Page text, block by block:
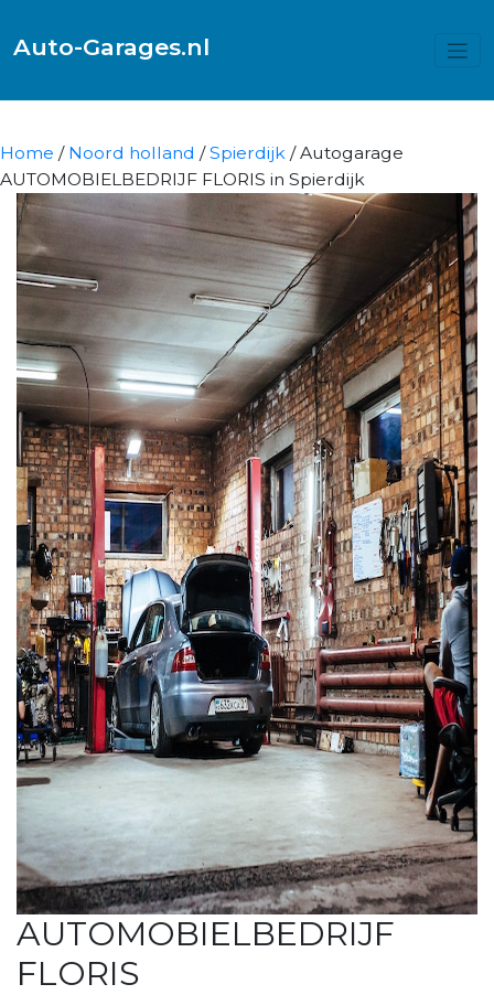
Auto-Garages.nl
Home / Noord holland /Spierdijk / Autogarage
AUTOMOBIELBEDRIJF FLORIS in Spierdijk
AUTOMOBIELBEDRIJF
FLORIS